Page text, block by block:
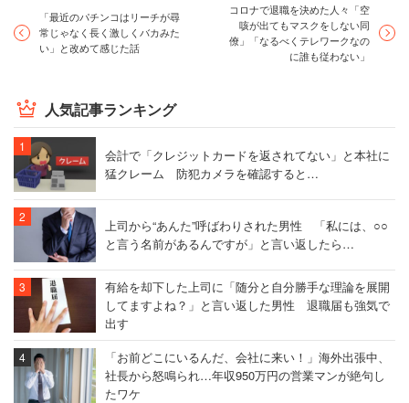
「最近のパチンコはリーチが尋
常じゃなく長く激しくバカみた
い」と改めて感じた話
コロナで退職を決めた人々「空
咳が出てもマスクをしない同
僚」「なるべくテレワークなの
に誰も従わない」
人気記事ランキング
会計で「クレジットカードを返されてない」と本社に
猛クレーム 防犯カメラを確認すると…
上司から“あんた”呼ばわりされた男性 「私には、○○
と言う名前があるんですが」と言い返したら…
有給を却下した上司に「随分と自分勝手な理論を展開
してますよね？」と言い返した男性 退職届も強気で
出す
「お前どこにいるんだ、会社に来い！」海外出張中、
社長から怒鳴られ…年収950万円の営業マンが絶句し
たワケ